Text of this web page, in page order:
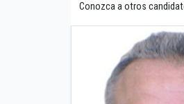
Conozca a otros